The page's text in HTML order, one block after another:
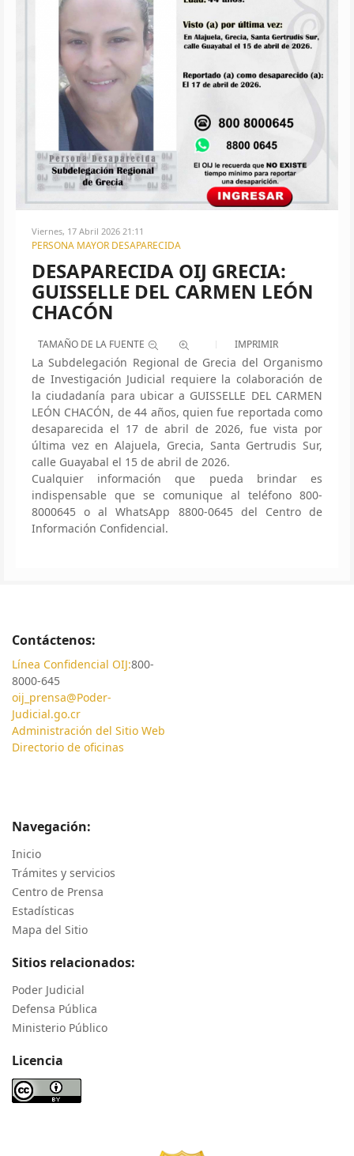
Viernes, 17 Abril 2026 21:11
PERSONA MAYOR DESAPARECIDA
DESAPARECIDA OIJ GRECIA:
GUISSELLE DEL CARMEN LEÓN
CHACÓN
TAMAÑO DE LA FUENTE IMPRIMIR
La Subdelegación Regional de Grecia del Organismo
de Investigación Judicial requiere la colaboración de
la ciudadanía para ubicar a GUISSELLE DEL CARMEN
LEÓN CHACÓN, de 44 años, quien fue reportada como
desaparecida el 17 de abril de 2026, fue vista por
última vez en Alajuela, Grecia, Santa Gertrudis Sur,
calle Guayabal el 15 de abril de 2026.
Cualquier información que pueda brindar es
indispensable que se comunique al teléfono 800-
8000645 o al WhatsApp 8800-0645 del Centro de
Información Confidencial.
Contáctenos:
Línea Confidencial OIJ:800-
8000-645
oij_prensa@Poder-
Judicial.go.cr
Administración del Sitio Web
Directorio de oficinas
Navegación:
Inicio
Trámites y servicios
Centro de Prensa
Estadísticas
Mapa del Sitio
Sitios relacionados:
Poder Judicial
Defensa Pública
Ministerio Público
Licencia